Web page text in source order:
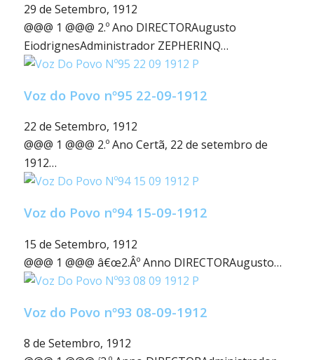
29 de Setembro, 1912
@@@ 1 @@@ 2.º Ano DIRECTORAugusto
EiodrignesAdministrador ZEPHERINQ…
Voz do Povo nº95 22-09-1912
22 de Setembro, 1912
@@@ 1 @@@ 2.º Ano Certã, 22 de setembro de
1912…
Voz do Povo nº94 15-09-1912
15 de Setembro, 1912
@@@ 1 @@@ â€œ2.Âº Anno DIRECTORAugusto…
Voz do Povo nº93 08-09-1912
8 de Setembro, 1912